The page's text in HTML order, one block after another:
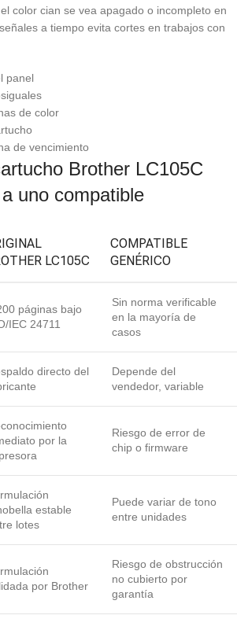
color cian se vea apagado o incompleto en
a tiempo evita cortes en trabajos con
panel
de color
de vencimiento
Brother LC105C
uno compatible
LC105C
COMPATIBLE
GENÉRICO
páginas bajo
IEC 24711
Sin norma verificable
en la mayoría de
casos
directo del
Depende del
vendedor, variable
por la
Riesgo de error de
chip o firmware
estable
lotes
Puede variar de tono
entre unidades
por Brother
Riesgo de obstrucción
no cubierto por
garantía